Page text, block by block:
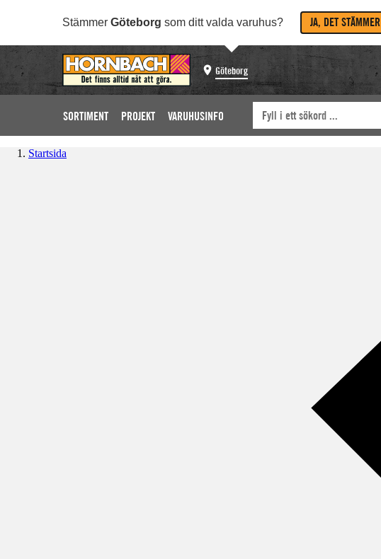
Stämmer Göteborg som ditt valda varuhus? JA, DET STÄMMER
Göteborg
SORTIMENT PROJEKT VARUHUSINFO
Startsida